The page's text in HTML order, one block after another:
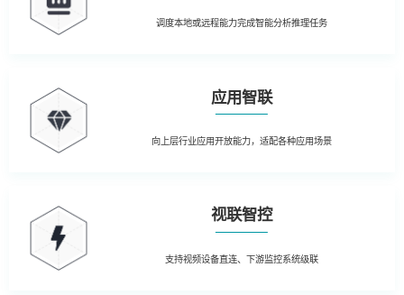
调度本地或远程能力完成智能分析推理任务
应用智联
向上层行业应用开放能力，适配各种应用场景
视联智控
支持视频设备直连、下游监控系统级联